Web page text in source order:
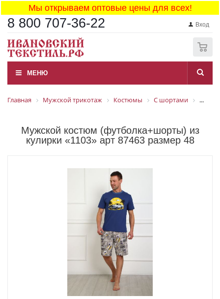
Мы открываем оптовые цены для всех!
8 800 707-36-22 Вход
МЕНЮ
Главная Мужской трикотаж Костюмы С шортами ...
Мужской костюм (футболка+шорты) из
кулирки «1103» арт 87463 размер 48